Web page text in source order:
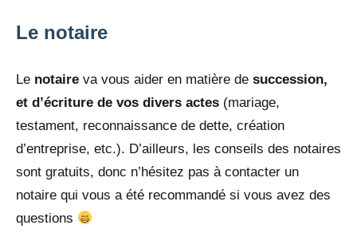
Le notaire
Le notaire va vous aider en matière de succession,
et d’écriture de vos divers actes (mariage,
testament, reconnaissance de dette, création
d’entreprise, etc.). D’ailleurs, les conseils des notaires
sont gratuits, donc n’hésitez pas à contacter un
notaire qui vous a été recommandé si vous avez des
questions